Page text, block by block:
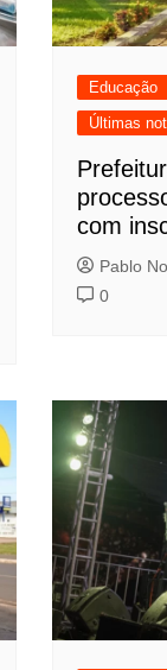
Educação
Últimas
com
Pablo
0